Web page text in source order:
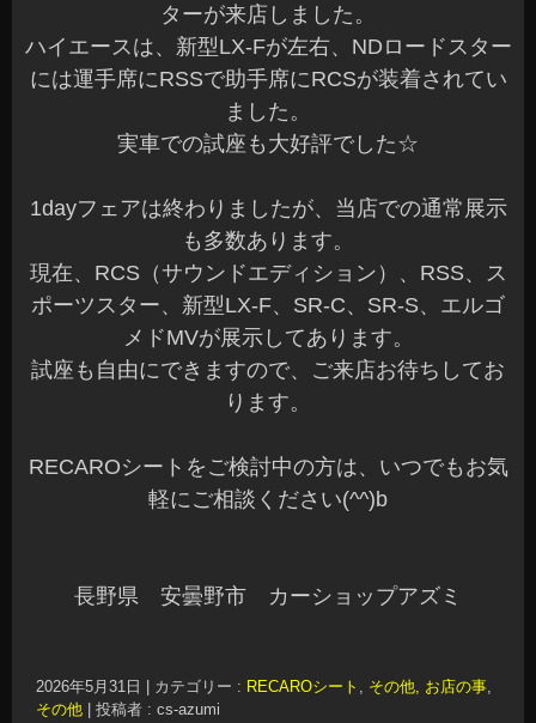
ターが来店しました。
ハイエースは、新型LX-Fが左右、NDロードスター
には運手席にRSSで助手席にRCSが装着されてい
ました。
実車での試座も大好評でした☆
1dayフェアは終わりましたが、当店での通常展示
も多数あります。
現在、RCS（サウンドエディション）、RSS、ス
ポーツスター、新型LX-F、SR-C、SR-S、エルゴ
メドMVが展示してあります。
試座も自由にできますので、ご来店お待ちしてお
ります。
RECAROシートをご検討中の方は、いつでもお気
軽にご相談ください(^^)b
長野県 安曇野市 カーショップアズミ
2026年5月31日 カテゴリー : RECAROシート その他, お店の事
その他
投稿者 : cs-azumi